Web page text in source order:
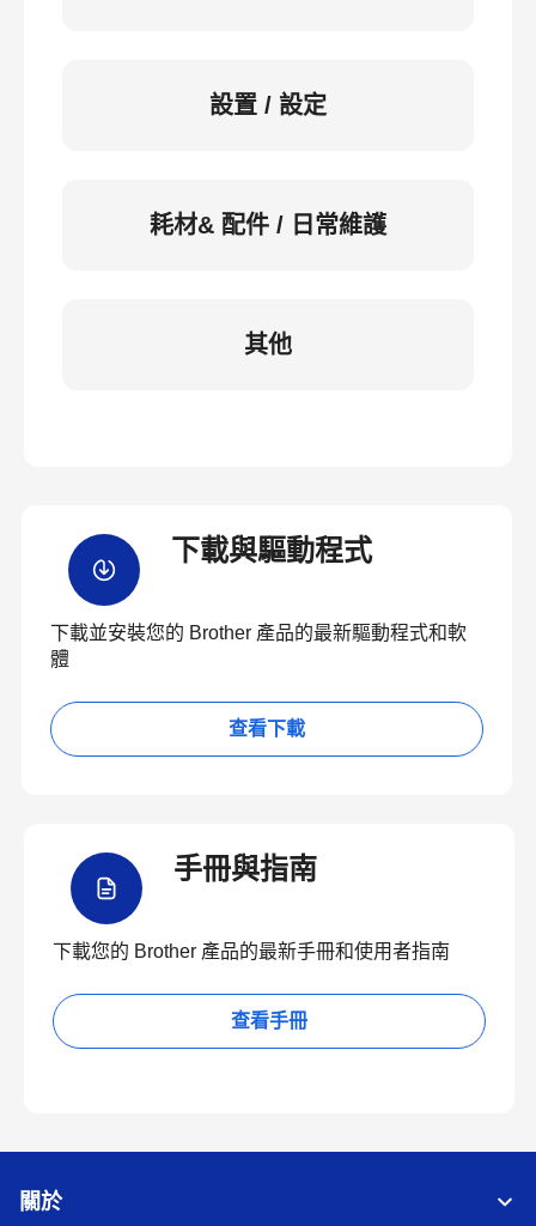
設置 / 設定
耗材& 配件 / 日常維護
其他
下載與驅動程式
下載並安裝您的 Brother 產品的最新驅動程式和軟
體
查看下載
手冊與指南
下載您的 Brother 產品的最新手冊和使用者指南
查看手冊
關於